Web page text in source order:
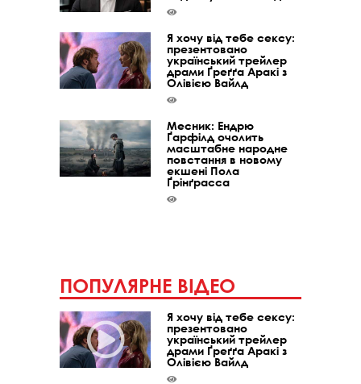
Я хочу від тебе сексу:
презентовано
український трейлер
драми Ґреґґа Аракі з
Олівією Вайлд
Месник: Ендрю
Ґарфілд очолить
масштабне народне
повстання в новому
екшені Пола
Ґрінґрасса
ПОПУЛЯРНЕ ВІДЕО
Я хочу від тебе сексу:
презентовано
український трейлер
драми Ґреґґа Аракі з
Олівією Вайлд